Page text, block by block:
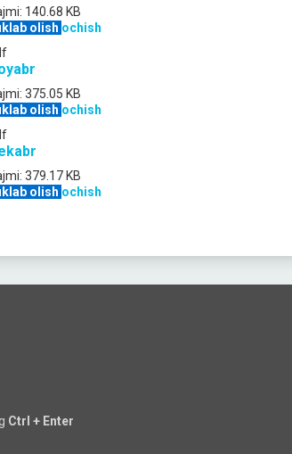
140.68 KB
olish ochish
375.05 KB
olish ochish
379.17 KB
olish ochish
Ctrl + Enter